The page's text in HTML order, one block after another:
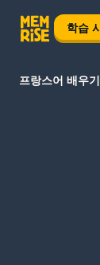
학습
프랑스어 배우기